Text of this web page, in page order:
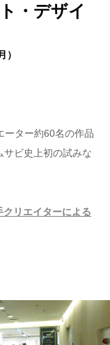
・デザイ
ーター約60名の作品
サビ史上初の試みな
クリエイターによる